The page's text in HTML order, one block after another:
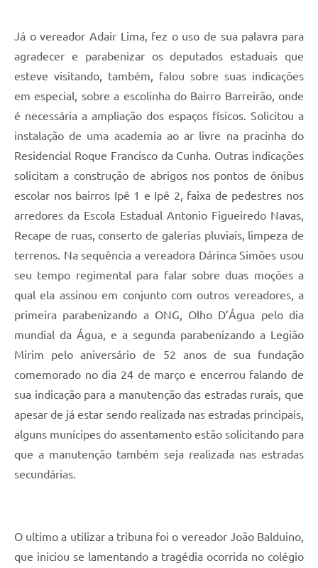
Já o vereador Adair Lima, fez o uso de sua palavra para
agradecer e parabenizar os deputados estaduais que
esteve visitando, também, falou sobre suas indicações
em especial, sobre a escolinha do Bairro Barreirão, onde
é necessária a ampliação dos espaços físicos. Solicitou a
instalação de uma academia ao ar livre na pracinha do
Residencial Roque Francisco da Cunha. Outras indicações
solicitam a construção de abrigos nos pontos de ônibus
escolar nos bairros Ipê 1 e Ipê 2, faixa de pedestres nos
arredores da Escola Estadual Antonio Figueiredo Navas,
Recape de ruas, conserto de galerias pluviais, limpeza de
terrenos. Na sequência a vereadora Dárinca Simões usou
seu tempo regimental para falar sobre duas moções a
qual ela assinou em conjunto com outros vereadores, a
primeira parabenizando a ONG, Olho D’Água pelo dia
mundial da Água, e a segunda parabenizando a Legião
Mirim pelo aniversário de 52 anos de sua fundação
comemorado no dia 24 de março e encerrou falando de
sua indicação para a manutenção das estradas rurais, que
apesar de já estar sendo realizada nas estradas principais,
alguns munícipes do assentamento estão solicitando para
que a manutenção também seja realizada nas estradas
secundárias.
O ultimo a utilizar a tribuna foi o vereador João Balduino,
que iniciou se lamentando a tragédia ocorrida no colégio